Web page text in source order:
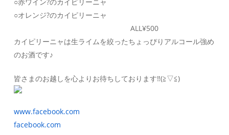
○オレンジ?のカイピリーニャ
ALL¥500
カイピリーニャは生ライムを絞ったちょっぴりアルコール強め
のお酒です♪
皆さまのお越しを心よりお待ちしております‼(≧▽≦)
www.facebook.com
facebook.com